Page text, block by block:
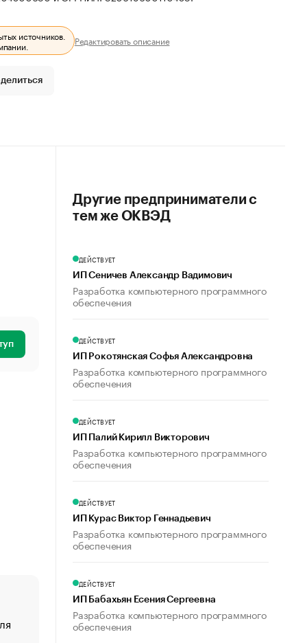
источников.
Редактировать описание
«От спорта тело стареет иначе». Как живет глава
создавшей GTA
Другие предприниматели с
тем же ОКВЭД
ДЕЙСТВУЕТ
ИП Сеничев Александр Вадимович
Разработка компьютерного программного
обеспечения
ДЕЙСТВУЕТ
ИП Рокотянская Софья Александровна
Разработка компьютерного программного
обеспечения
ДЕЙСТВУЕТ
ИП Палий Кирилл Викторович
Разработка компьютерного программного
обеспечения
ДЕЙСТВУЕТ
ИП Курас Виктор Геннадьевич
Разработка компьютерного программного
обеспечения
ДЕЙСТВУЕТ
ИП Бабахьян Есения Сергеевна
Разработка компьютерного программного
обеспечения